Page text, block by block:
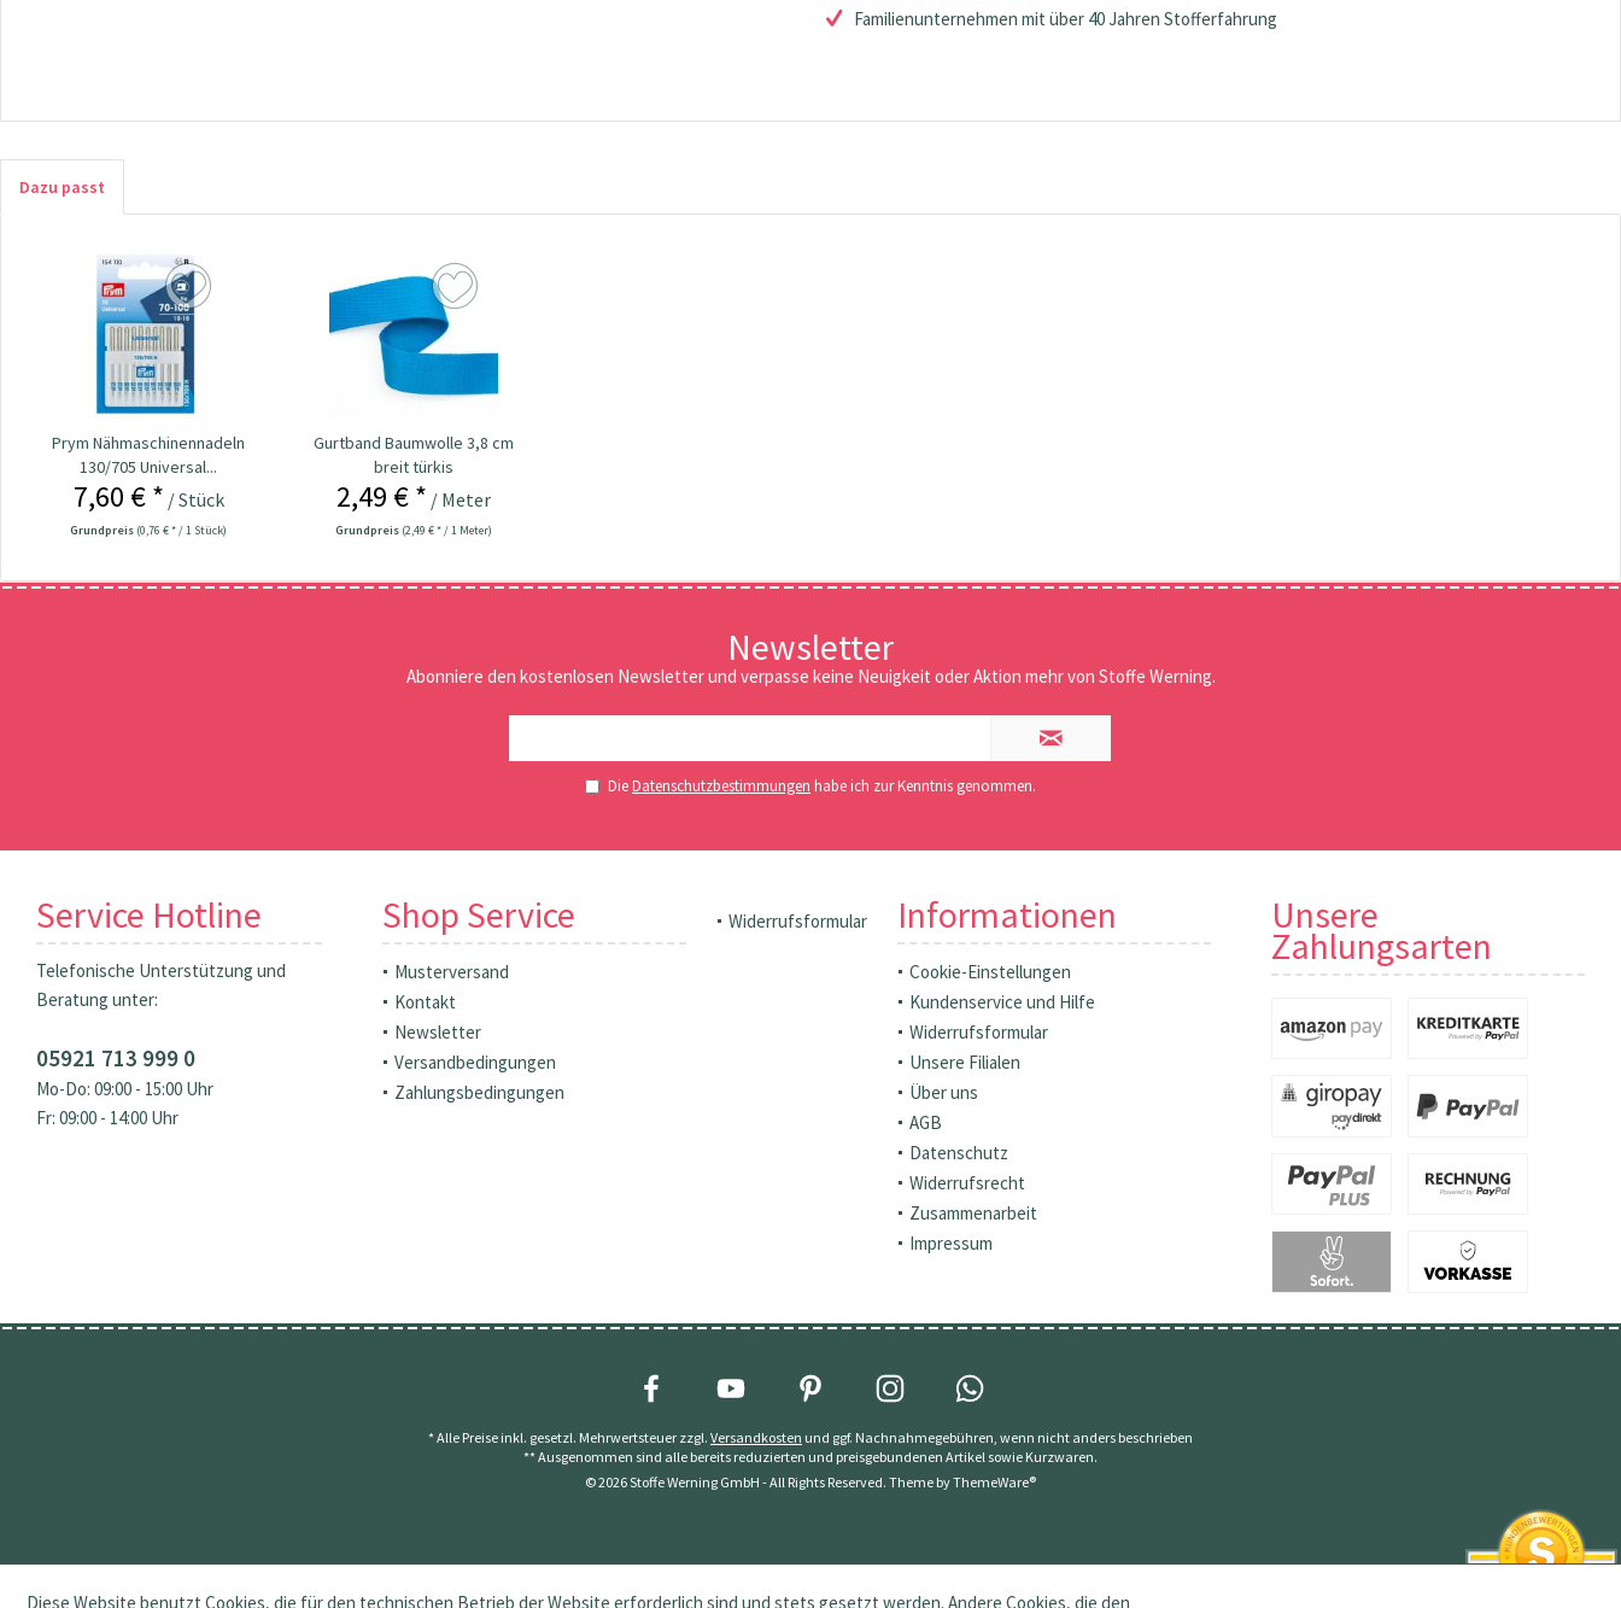
Familienunternehmen mit über 40 Jahren Stofferfahrung
Dazu passt
Prym Nähmaschinennadeln
130/705 Universal...
7,60 € * / Stück
Grundpreis (0,76 € * / 1 Stück)
Gurtband Baumwolle 3,8 cm
breit türkis
2,49 € * / Meter
Grundpreis (2,49 € * / 1 Meter)
Newsletter
Abonniere den kostenlosen Newsletter und verpasse keine Neuigkeit oder Aktion mehr von Stoffe Werning.
DieDatenschutzbestimmungen habe ich zur Kenntnis genommen.
Service Hotline
Telefonische Unterstützung und
Beratung unter:
05921 713 999 0
Mo-Do: 09:00 - 15:00 Uhr
Fr: 09:00 - 14:00 Uhr
Shop Service
Musterversand
Kontakt
Newsletter
Versandbedingungen
Zahlungsbedingungen
Widerrufsformular Informationen
Cookie-Einstellungen
Kundenservice und Hilfe
Widerrufsformular
Unsere Filialen
Über uns
AGB
Datenschutz
Widerrufsrecht
Zusammenarbeit
Impressum
Unsere
Zahlungsarten
* Alle Preise inkl. gesetzl. Mehrwertsteuer zzgl. Versandkosten und ggf. Nachnahmegebühren, wenn nicht anders beschrieben
** Ausgenommen sind alle bereits reduzierten und preisgebundenen Artikel sowie Kurzwaren.
© 2026 Stoffe Werning GmbH - All Rights Reserved. Theme byThemeWare®
Diese Website benutzt Cookies, die für den technischen Betrieb der Website erforderlich sind und stets gesetzt werden. Andere Cookies, die den